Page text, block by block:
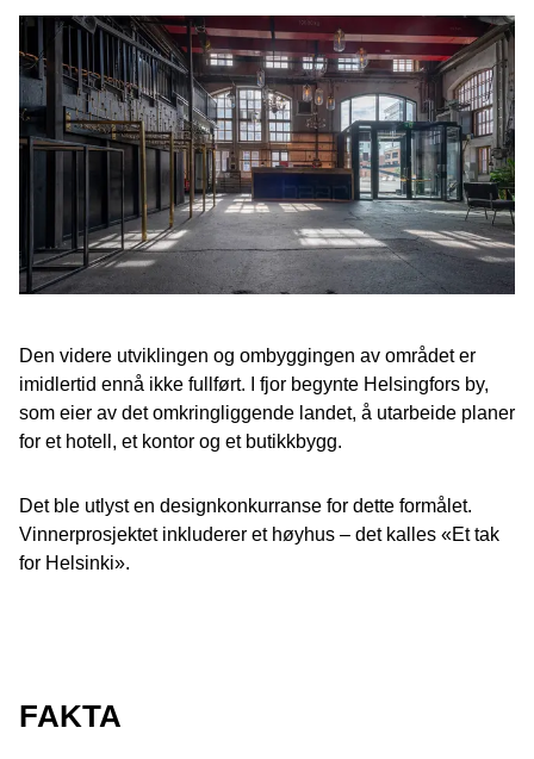
Den videre utviklingen og ombyggingen av området er
imidlertid ennå ikke fullført. I fjor begynte Helsingfors by,
som eier av det omkringliggende landet, å utarbeide planer
for et hotell, et kontor og et butikkbygg.
Det ble utlyst en designkonkurranse for dette formålet.
Vinnerprosjektet inkluderer et høyhus – det kalles «Et tak
for Helsinki».
FAKTA